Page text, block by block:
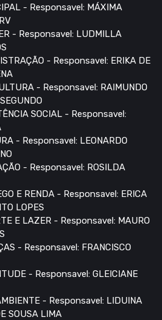
- Responsavel: MÁXIMA
- Responsavel: LUDMILLA
- Responsavel: ERIKA DE
- Responsavel: RAIMUNDO
SOCIAL - Responsavel:
- Responsavel: LEONARDO
- Responsavel: ROSILDA
E RENDA - Responsavel: ERICA
LOPES
E LAZER - Responsavel: MAURO
- Responsavel: FRANCISCO
- Responsavel: GLEICIANE
- Responsavel: LIDUINA
SOUSA LIMA